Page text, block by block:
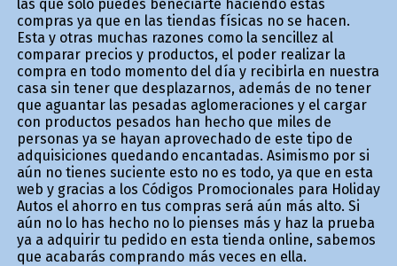
las que sólo puedes beneficiarte haciendo estas
compras ya que en las tiendas físicas no se hacen.
Esta y otras muchas razones como la sencillez al
comparar precios y productos, el poder realizar la
compra en todo momento del día y recibirla en nuestra
casa sin tener que desplazarnos, además de no tener
que aguantar las pesadas aglomeraciones y el cargar
con productos pesados han hecho que miles de
personas ya se hayan aprovechado de este tipo de
adquisiciones quedando encantadas. Asimismo por si
aún no tienes suficiente esto no es todo, ya que en esta
web y gracias a los Códigos Promocionales para Holiday
Autos el ahorro en tus compras será aún más alto. Si
aún no lo has hecho no lo pienses más y haz la prueba
ya a adquirir tu pedido en esta tienda online, sabemos
que acabarás comprando más veces en ella.